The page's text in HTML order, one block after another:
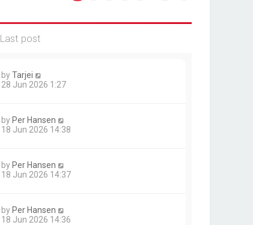
Last post
byTarjei
28 Jun 2026 1:27
by Per Hansen
18 Jun 2026 14:38
by Per Hansen
18 Jun 2026 14:37
by Per Hansen
18 Jun 2026 14:36